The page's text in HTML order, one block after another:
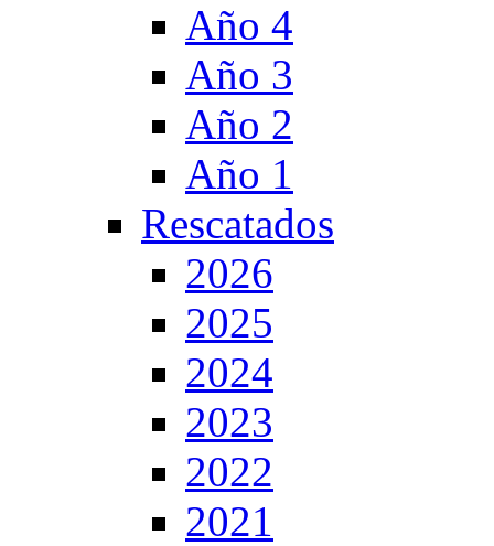
Año 4
Año 3
Año 2
Año 1
Rescatados
2026
2025
2024
2023
2022
2021